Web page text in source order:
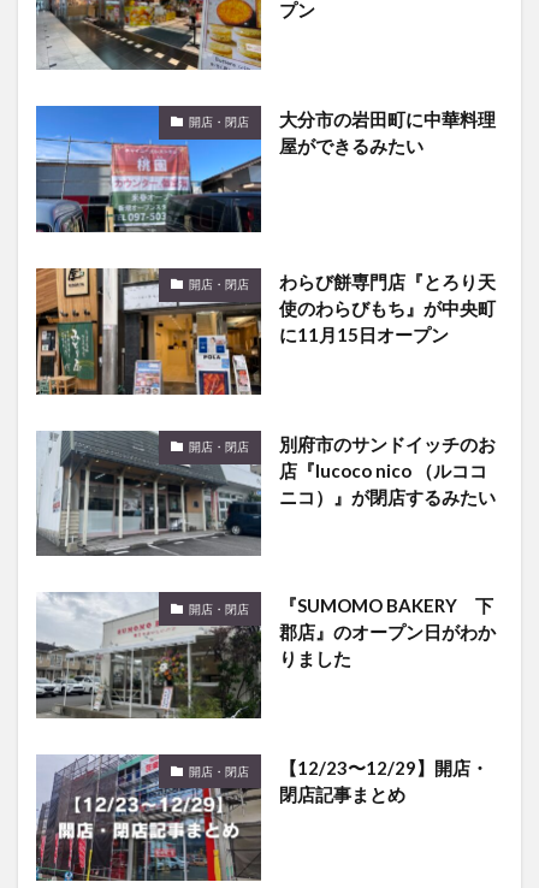
プン
開店・閉店
大分市の岩田町に中華料理
屋ができるみたい
開店・閉店
わらび餅専門店『とろり天
使のわらびもち』が中央町
に11月15日オープン
開店・閉店
別府市のサンドイッチのお
店『lucoco nico （ルココ
ニコ）』が閉店するみたい
開店・閉店
『SUMOMO BAKERY 下
郡店』のオープン日がわか
りました
開店・閉店
【12/23〜12/29】開店・
閉店記事まとめ